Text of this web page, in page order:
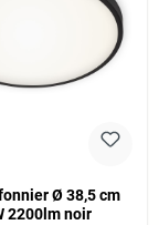
Ø 38,5 cm
2200lm noir